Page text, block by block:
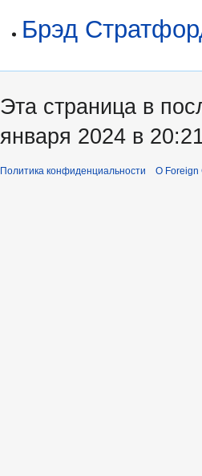
Брэд
Эта страница в
января 2024 в
Политика конфиденциальности О Foreign